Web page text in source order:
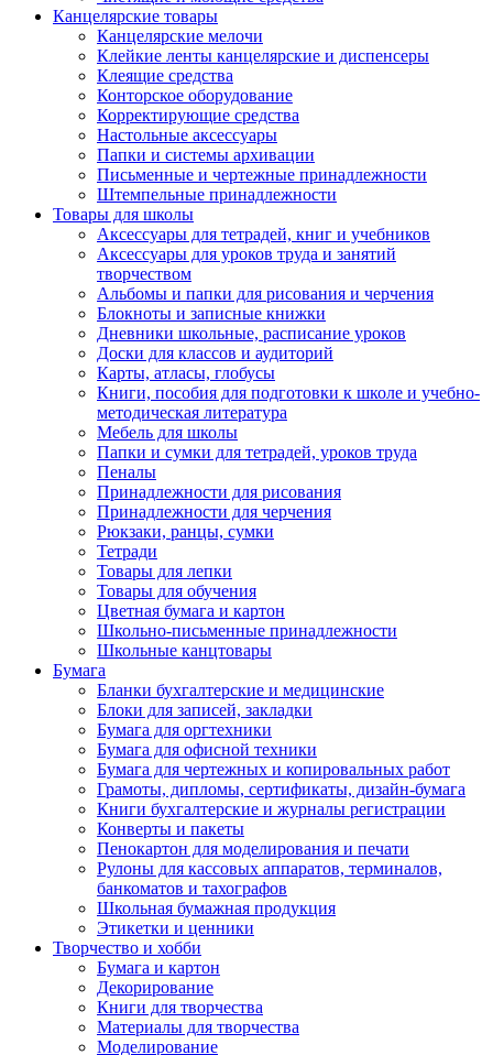
Канцелярские товары
Канцелярские мелочи
Клейкие ленты канцелярские и диспенсеры
Клеящие средства
Конторское оборудование
Корректирующие средства
Настольные аксессуары
Папки и системы архивации
Письменные и чертежные принадлежности
Штемпельные принадлежности
Товары для школы
Аксессуары для тетрадей, книг и учебников
Аксессуары для уроков труда и занятий
творчеством
Альбомы и папки для рисования и черчения
Блокноты и записные книжки
Дневники школьные, расписание уроков
Доски для классов и аудиторий
Карты, атласы, глобусы
Книги, пособия для подготовки к школе и учебно-
методическая литература
Мебель для школы
Папки и сумки для тетрадей, уроков труда
Пеналы
Принадлежности для рисования
Принадлежности для черчения
Рюкзаки, ранцы, сумки
Тетради
Товары для лепки
Товары для обучения
Цветная бумага и картон
Школьно-письменные принадлежности
Школьные канцтовары
Бумага
Бланки бухгалтерские и медицинские
Блоки для записей, закладки
Бумага для оргтехники
Бумага для офисной техники
Бумага для чертежных и копировальных работ
Грамоты, дипломы, сертификаты, дизайн-бумага
Книги бухгалтерские и журналы регистрации
Конверты и пакеты
Пенокартон для моделирования и печати
Рулоны для кассовых аппаратов, терминалов,
банкоматов и тахографов
Школьная бумажная продукция
Этикетки и ценники
Творчество и хобби
Бумага и картон
Декорирование
Книги для творчества
Материалы для творчества
Моделирование